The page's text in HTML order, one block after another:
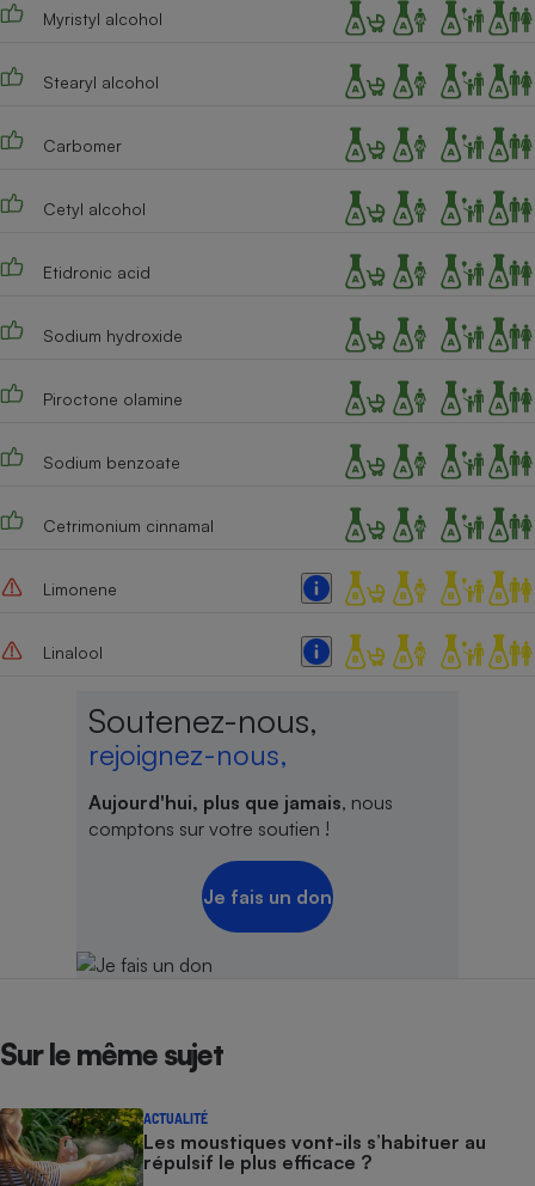
Myristyl alcohol
Stearyl alcohol
Carbomer
Cetyl alcohol
Etidronic acid
Sodium hydroxide
Piroctone olamine
Sodium benzoate
Cetrimonium cinnamal
Limonene
Linalool
Soutenez-nous,
rejoignez-nous,
Aujourd'hui, plus que jamais, nous
comptons sur votre soutien !
Je fais un don
Sur le même sujet
ACTUALITÉ
Les moustiques vont-ils s’habituer au
répulsif le plus efficace ?